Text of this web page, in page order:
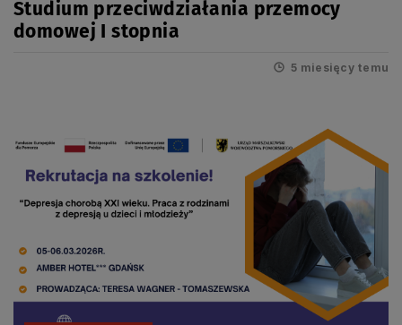
Studium przeciwdziałania przemocy
domowej I stopnia
5 miesięcy temu